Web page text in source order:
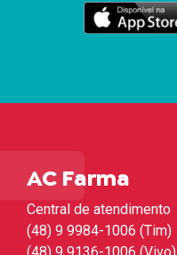
AC Farma
Central de atendimento
(48) 9 9984-1006 (Tim)